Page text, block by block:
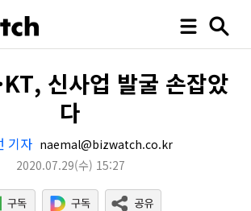
신사업 발굴 손잡았
다
기자 naemal@bizwatch.co.kr
2020.07.29(수) 15:27